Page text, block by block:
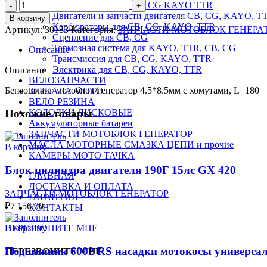
Поршневая группа CB CG KAYO TTR
Двигатели и запчасти двигателя CB, CG, KAYO,
Карбюраторы для CB, CG, KAYO, TTR
Сцепление для CB, CG
Тормозная система для KAYO, TTR, CB, CG
Трансмиссия для CB, CG, KAYO, TTR
Электрика для CB, CG, KAYO, TTR
ВЕЛОЗАПЧАСТИ
ЗЕРКАЛА МОТО
ВЕЛО РЕЗИНА
КОЛОДКИ ДИСКОВЫЕ
Аккумуляторные батареи
ЗАПЧАСТИ МОТОБЛОК ГЕНЕРАТОР
МАСЛА МОТОРНЫЕ СМАЗКА ЦЕПИ и прочие
КАМЕРЫ МОТО ТАЧКА
ГЛАВНАЯ
ДОСТАВКА И ОПЛАТА
ГАРАНТИЯ
КОНТАКТЫ
ПЕРЕЗВОНИТЕ МНЕ
ПЕРЕЗВОНИТЕ МНЕ
Количество
товара
Бензошланг
мотоблок/
генератор
4.5*8.5мм
с
хомутами,
L=180
В корзину
Артикул:30133Категория: ЗАПЧАСТИ МОТОБЛОК
Описание
Описание
Бензошланг мотоблок/генератор 4.5*8.5мм с хомутами, L=180
Похожие товары
В корзину
Блок цилиндра двигателя 190F 15лс GX 420
ЗАПЧАСТИ МОТОБЛОК ГЕНЕРАТОР
₽7 156.00
В корзину
Подшипник 6002 RS насадки мотокосы